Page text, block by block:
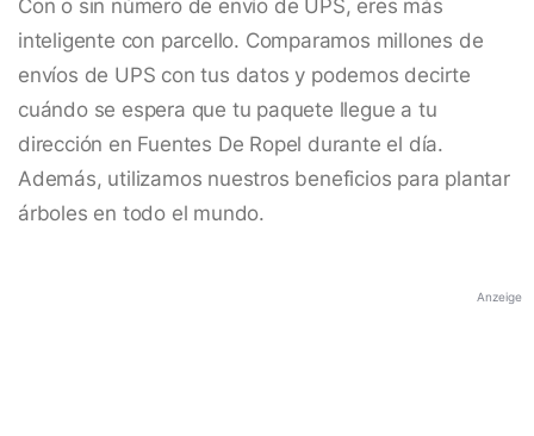
Con o sin número de envío de UPS, eres más
inteligente con parcello. Comparamos millones de
envíos de UPS con tus datos y podemos decirte
cuándo se espera que tu paquete llegue a tu
dirección en Fuentes De Ropel durante el día.
Además, utilizamos nuestros beneficios para plantar
árboles en todo el mundo.
Anzeige